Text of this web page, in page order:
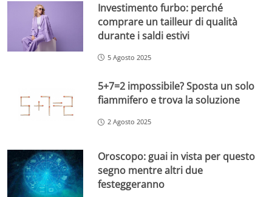
Investimento furbo: perché
comprare un tailleur di qualità
durante i saldi estivi
5 Agosto 2025
5+7=2 impossibile? Sposta un solo
fiammifero e trova la soluzione
2 Agosto 2025
Oroscopo: guai in vista per questo
segno mentre altri due
festeggeranno